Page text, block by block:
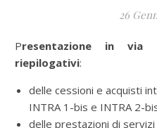
26
Presentazione in via
riepilogativi:
delle cessioni e acquisti
INTRA 1-bis e INTRA 2-
delle prestazioni di